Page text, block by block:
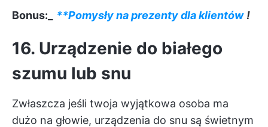
Bonus:_ **Pomysły na prezenty dla klientów !
16. Urządzenie do białego
szumu lub snu
Zwłaszcza jeśli twoja wyjątkowa osoba ma
dużo na głowie, urządzenia do snu są świetnym